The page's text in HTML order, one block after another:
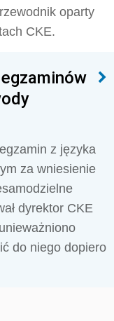
oparty
CKE.
z języka
za wniesienie
dyrektor CKE
do niego dopiero